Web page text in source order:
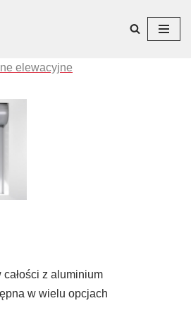
elewacyjne
z aluminium
w wielu opcjach